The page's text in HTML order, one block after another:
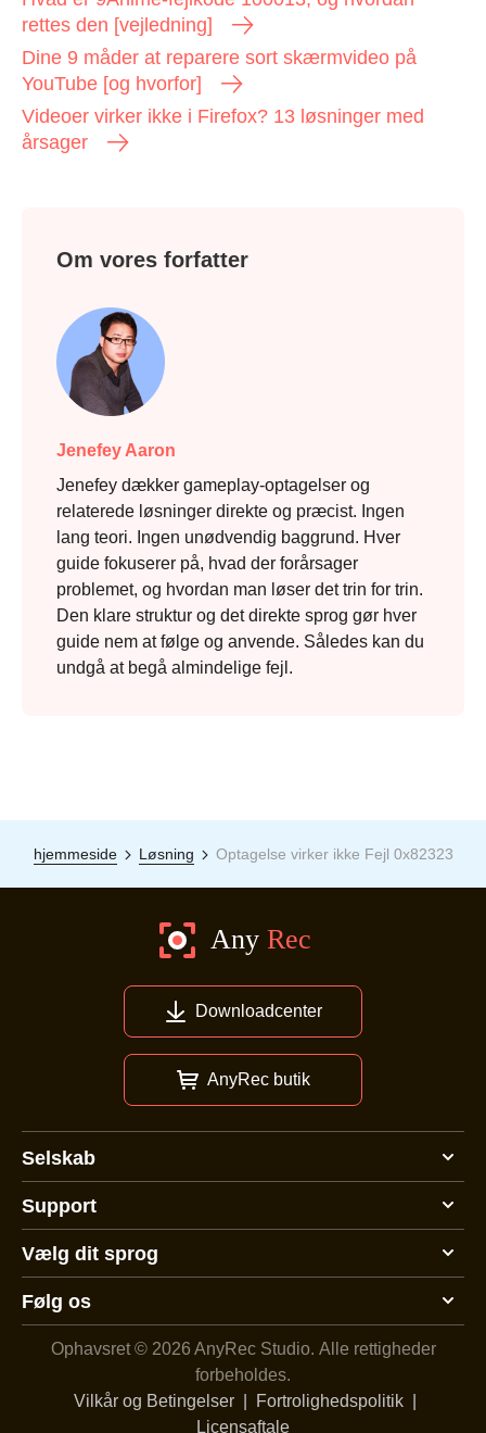
rettes den [vejledning]
Dine 9 måder at reparere sort skærmvideo på
YouTube [og hvorfor]
Videoer virker ikke i Firefox? 13 løsninger med
årsager
Om vores forfatter
Jenefey Aaron
Jenefey dækker gameplay-optagelser og
relaterede løsninger direkte og præcist. Ingen
lang teori. Ingen unødvendig baggrund. Hver
guide fokuserer på, hvad der forårsager
problemet, og hvordan man løser det trin for trin.
Den klare struktur og det direkte sprog gør hver
guide nem at følge og anvende. Således kan du
undgå at begå almindelige fejl.
hjemmeside Løsning Optagelse virker ikke Fejl 0x82323
Downloadcenter
AnyRec butik
Selskab
Support
Vælg dit sprog
Følg os
Ophavsret © 2026 AnyRec Studio. Alle rettigheder
forbeholdes.
Vilkår og Betingelser
Fortrolighedspolitik
Licensaftale